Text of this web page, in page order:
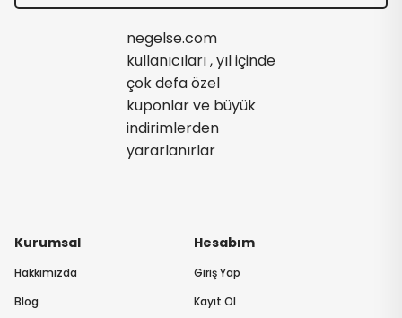
Kurumsal
Hakkımızda
Blog
Hesabım
Giriş Yap
Kayıt Ol
negelse.com
kullanıcıları , yıl içinde
çok defa özel
kuponlar ve büyük
indirimlerden
yararlanırlar